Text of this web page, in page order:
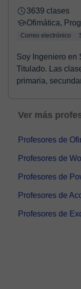
3639 clases
Ofimática,
Correo electrónico
Soy Ingeniero en
Titulado. Las clases están dirigidas a los niveles:
primaria,
Ver más
Profesores de
Profesores de
Profesores de
Profesores de
Profesores de